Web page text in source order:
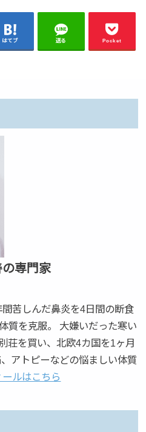
はてブ 送る Pocket
専門家
苦しんだ鼻炎を4日間の断食
質を克服。 大嫌いだった寒い
荘を買い、北欧4カ国を1ヶ月
アトピーなどの悩ましい体質
ルはこちら